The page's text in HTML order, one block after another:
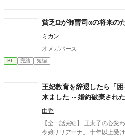
約終了時期か王子に想い人が現
婚を承諾するまでここから出さ
与えられる。ハッピーエンドオ
貧乏Ωが御曹司αの将来の
ミカン
オメガバース
BL 完結 短編
王妃教育を辞退したら「
来ました ～婚約破棄され
下が求婚してきます〜
由香
【全一話完結】 王太子の心変わりによって婚約を破棄された侯爵
令嬢リリアーナ。 十年以上受け続けた王妃教育も辞退し、ようや